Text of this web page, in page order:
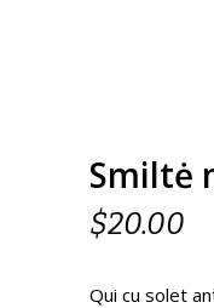
Smiltė
$20.00
Qui cu solet